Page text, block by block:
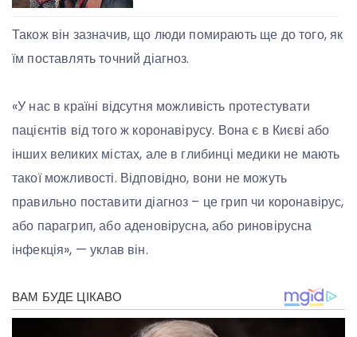
Також він зазначив, що люди помирають ще до того, як
їм поставлять точний діагноз.
«У нас в країні відсутня можливість протестувати
пацієнтів від того ж коронавірусу. Вона є в Києві або
інших великих містах, але в глибинці медики не мають
такої можливості. Відповідно, вони не можуть
правильно поставити діагноз – це грип чи коронавірус,
або парагрип, або аденовірусна, або риновірусна
інфекція», — уклав він.